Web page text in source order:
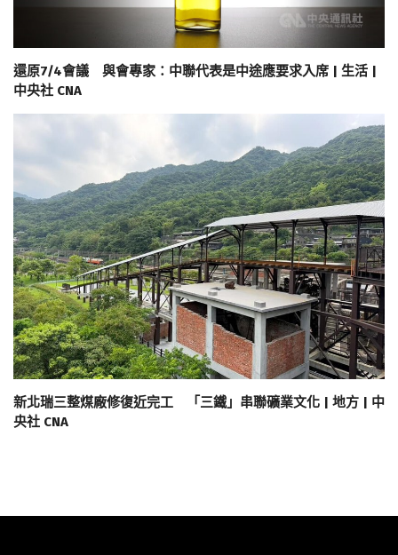
還原7/4會議 與會專家：中聯代表是中途應要求入席 | 生活 |
中央社 CNA
新北瑞三整煤廠修復近完工 「三鐵」串聯礦業文化 | 地方 | 中
央社 CNA